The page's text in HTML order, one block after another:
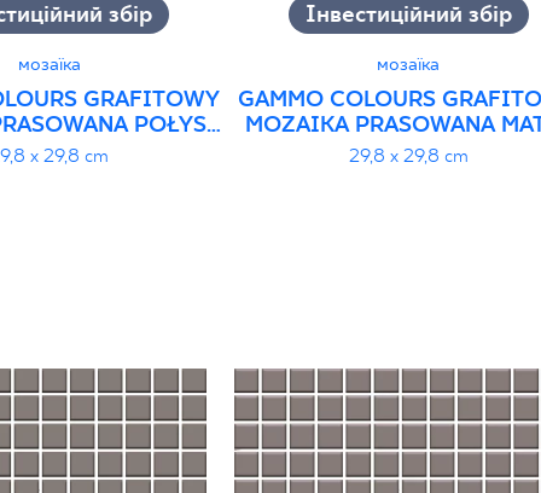
збір
мозаїка
GRAFITOWY
POŁYSK
K.
x 29,8 cm
Інвестиційний збір
мозаїка
GAMMO COLOURS
MOZAIKA PRASOWANA
29,8 x 29,8 cm